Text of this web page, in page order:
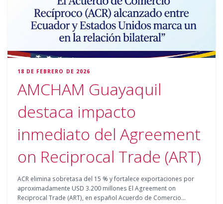
18 DE FEBRERO DE 2026
AMCHAM Guayaquil
destaca impacto
inmediato del Agreement
on Reciprocal Trade (ART)
ACR elimina sobretasa del 15 % y fortalece exportaciones por
aproximadamente USD 3.200 millones El Agreement on
Reciprocal Trade (ART), en español Acuerdo de Comercio…